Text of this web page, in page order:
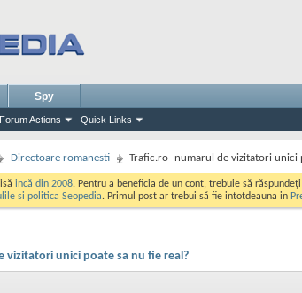
Forum Actions Quick Links
Spy
Directoare romanesti Trafic.ro -numarul de vizitatori unici
incă din 2008. Pentru a beneficia de un cont, trebuie să
si politica Seopedia. Primul post ar trebui să fie intotdeauna in
vizitatori unici poate sa nu fie real?